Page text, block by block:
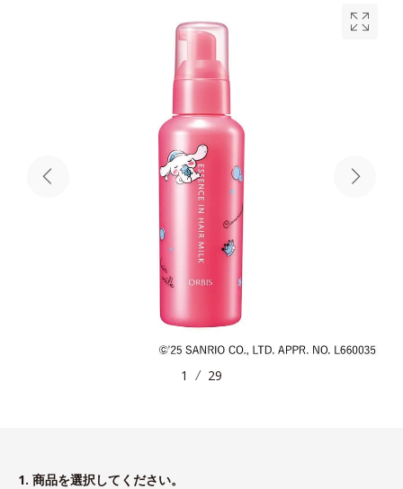
1 29
1. 商品を選択してください。